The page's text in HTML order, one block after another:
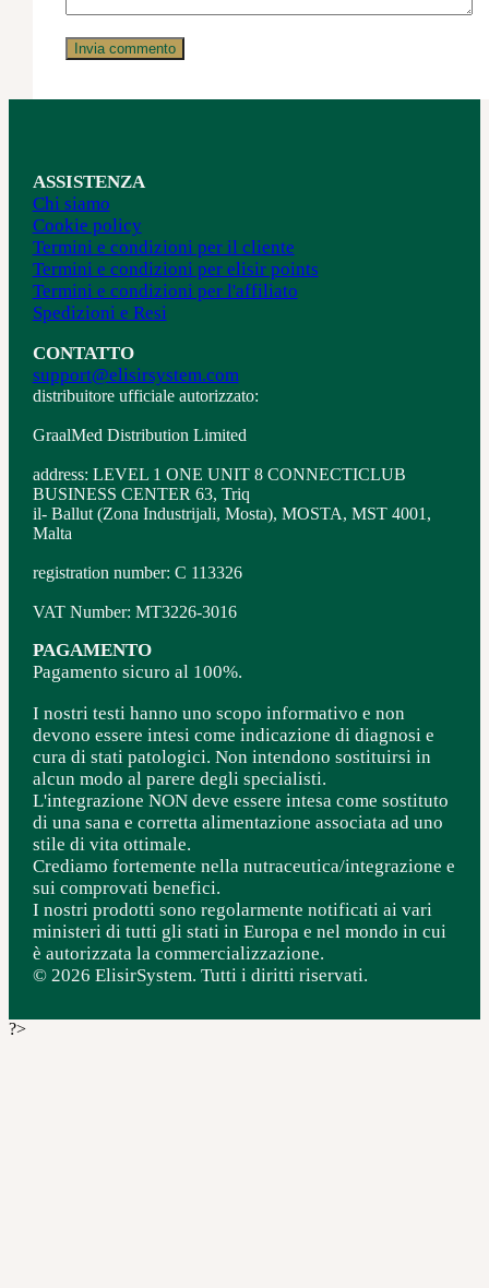
ASSISTENZA
Chi siamo
Cookie policy
Termini e condizioni per il cliente
Termini e condizioni per elisir points
Termini e condizioni per l'affiliato
Spedizioni e Resi
CONTATTO
support@elisirsystem.com
distribuitore ufficiale autorizzato:
GraalMed Distribution Limited
address: LEVEL 1 ONE UNIT 8 CONNECTICLUB
BUSINESS CENTER 63, Triq
il- Ballut (Zona Industrijali, Mosta), MOSTA, MST 4001,
Malta
registration number: C 113326
VAT Number: MT3226-3016
PAGAMENTO
Pagamento sicuro al 100%.
I nostri testi hanno uno scopo informativo e non
devono essere intesi come indicazione di diagnosi e
cura di stati patologici. Non intendono sostituirsi in
alcun modo al parere degli specialisti.
L'integrazione NON deve essere intesa come sostituto
di una sana e corretta alimentazione associata ad uno
stile di vita ottimale.
Crediamo fortemente nella nutraceutica/integrazione e
sui comprovati benefici.
I nostri prodotti sono regolarmente notificati ai vari
ministeri di tutti gli stati in Europa e nel mondo in cui
è autorizzata la commercializzazione.
© 2026 ElisirSystem. Tutti i diritti riservati.
?>